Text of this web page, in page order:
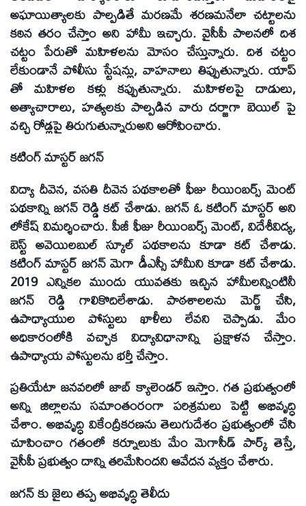
అఘాయిత్యాలకు పాల్పడితే మరణమే శరణమనేలా చట్టాలను
కఠిన తరం చేస్తాం అని హామీ ఇచ్చారు. వైసీపీ పాలనలో దిశ
చట్టం పేరుతో మహిళలను మోసం చేస్తున్నారు. దిశ చట్టం
లేకుండానే పోలీసు స్టేషన్లు, వాహనాలు తిప్పుతున్నారు. యాప్
తో మహిళల కళ్లు కప్పుతున్నారు. మహిళలపై దాడులు,
అత్యాచారాలు, హత్యలకు పాల్పడిన వారు దర్జాగా బెయిల్ పై
వచ్చి రోడ్లపై తిరుగుతున్నారుఅని ఆరోపించారు.
కటింగ్ మాస్టర్ జగన్
విద్యా దీవెన, వసతి దీవెన పథకాలతో ఫీజు రీయింబర్స్ మెంట్
పథకాన్ని జగన్ రెడ్డి కట్ చేశాడు. జగన్ ఓ కటింగ్ మాస్టర్ అని
లోకేష్ విమర్శించారు. పీజీ ఫీజు రీయింబర్స్ మెంట్, విదేశీవిద్య,
బెస్ట్ అవెయిలబుల్ స్కూల్ పథకాలను కూడా కట్ చేశాడు.
కటింగ్ మాస్టర్ జగన్ మెగా డీఎస్సీ హామీని కూడా కట్ చేశాడు.
2019 ఎన్నికల ముందు యువతకు ఇచ్చిన హామీలన్నింటినీ
జగన్ రెడ్డి గాలికొదిలేశాడు. పాఠశాలలను మెర్జ్ చేసి,
ఉపాధ్యాయుల పోస్టులు ఖాళీలు లేవని చెప్పాడు. మేం
అధికారంలోకి వచ్చాక విద్యావిధానాన్ని ప్రక్షాళన చేస్తాం.
ఉపాధ్యాయ పోస్టులను భర్తీ చేస్తాం.
ప్రతియేటా జనవరిలో జాబ్ క్యాలెండర్ ఇస్తాం. గత ప్రభుత్వంలో
అన్ని జిల్లాలను సమాంతంరంగా పరిశ్రమలు పెట్టి అభివృద్ధి
చేశాం. అభివృద్ధి వికేంద్రీకరణను తెలుగుదేశం ప్రభుత్వంలో చేసి
చూపించాం గతంలో కర్నూలుకు మేం మెగాసీడ్ పార్క్ తెస్తే,
వైసీపీ ప్రభుత్వం దాన్ని తరిమేసిందని ఆవేదన వ్యక్తం చేశారు.
జగన్ కు జైలు తప్ప అభివృద్ధి తెలీదు